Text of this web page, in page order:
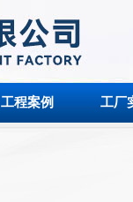
工程案例 工厂